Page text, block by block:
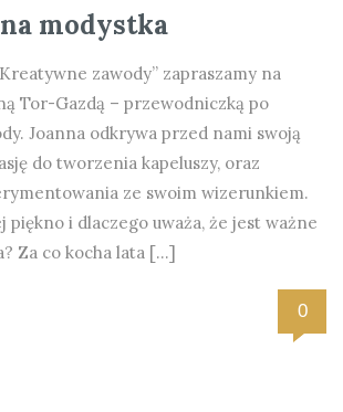
modystka
zawody” zapraszamy na
Tor-Gazdą – przewodniczką po
Joanna odkrywa przed nami swoją
do tworzenia kapeluszy, oraz
ze swoim wizerunkiem.
piękno i dlaczego uważa, że jest ważne
Za co kocha lata […]
0